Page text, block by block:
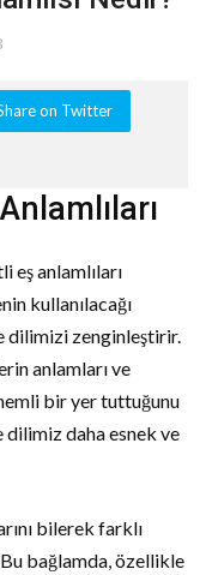
on Twitter
eş anlamlıları
kullanılacağı
dilimizi zenginleştirir.
anlamları ve
bir yer tuttuğunu
dilimiz daha esnek ve
bilerek farklı
bağlamda, özellikle